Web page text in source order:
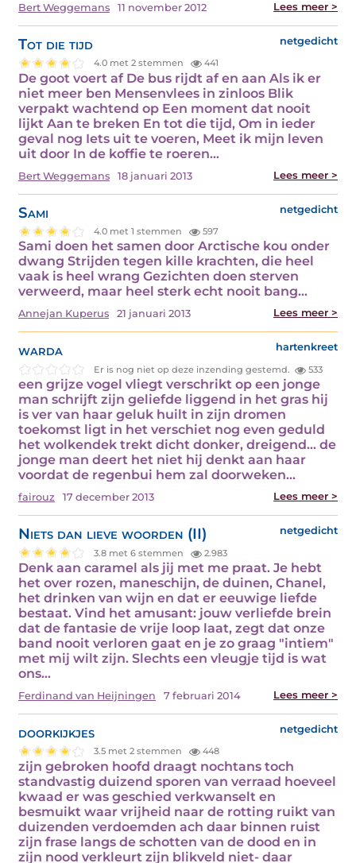
Bert Weggemans 11 november 2012 Lees meer >
Tot die tijd netgedicht
4.0 met 2 stemmen 441
De goot voert af De bus rijdt af en aan Als ik er
niet meer ben Mensenvlees in zinloos Blik
verpakt wachtend op Een moment dat nooit
lijkt Aan te breken En tot die tijd, Om in ieder
geval nog Iets uit te voeren, Meet ik mijn leven
uit door In de koffie te roeren…
Bert Weggemans 18 januari 2013 Lees meer >
Sami netgedicht
4.0 met 1 stemmen 597
Sami doen het samen door Arctische kou onder
dwang Strijden tegen kille krachten, die heel
vaak is heel wrang Gezichten doen sterven
verweerd, maar heel sterk echt nooit bang…
Annejan Kuperus 21 januari 2013 Lees meer >
warda hartenkreet
Er is nog niet op deze inzending gestemd. 533
een grijze vogel vliegt verschrikt op een jonge
man schrijft zijn geliefde liggend in het gras hij
is ver van haar geluk huilt in zijn dromen
toekomst ligt in het verschiet nog even geduld
het wolkendek trekt dicht donker, dreigend… de
jonge man deert het niet hij denkt aan haar
voordat de regenbui hem zal doorweken…
fairouz 17 december 2013 Lees meer >
Niets dan lieve woorden (II) netgedicht
3.8 met 6 stemmen 2.983
Denk aan caramel als jij met me praat. Je hebt
het over rozen, maneschijn, de duinen, Chanel,
het drinken van wijn en dat er eeuwige liefde
bestaat. Vind het amusant: jouw verliefde brein
dat de fantasie de vrije loop laat, zegt dat onze
band nooit verloren gaat en je zo graag "intiem"
met mij wilt zijn. Slechts een vleugje tijd is wat
ons…
Ferdinand van Heijningen 7 februari 2014 Lees meer >
doorkijkjes netgedicht
3.5 met 2 stemmen 448
zijn gebroken hoofd draagt nochtans toch
standvastig duizend sporen van verraad hoeveel
kwaad er was geschied verkwanselt en
besmuikt waar vrijheid naar de rotting ruikt van
duizenden verdoemden ach daar binnen ruist
zijn frase langs de schotten van de dood en in
zijn nood verkleurt zijn blikveld niet- daar